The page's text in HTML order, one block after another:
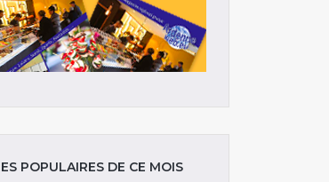
POPULAIRES DE CE MOIS